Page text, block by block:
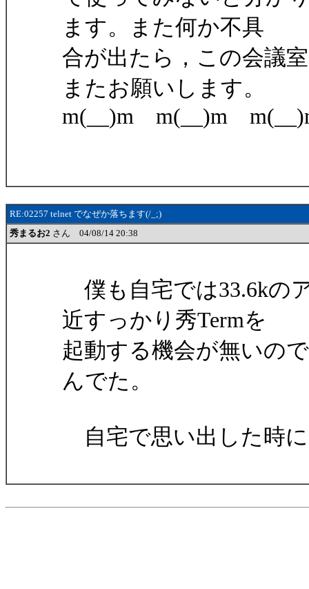
ます。また何か不具
合が出たら，この会議
またお願いします。
m(__)m m(__)m
RE:02257 telnet でなぜか落ちます(/_;)
秀まるお2 さん 04/08/14 20:38
僕も自宅では33.6kの
近すっかり秀Termを
起動する機会が無いの
んでた。
自宅で思い出した時